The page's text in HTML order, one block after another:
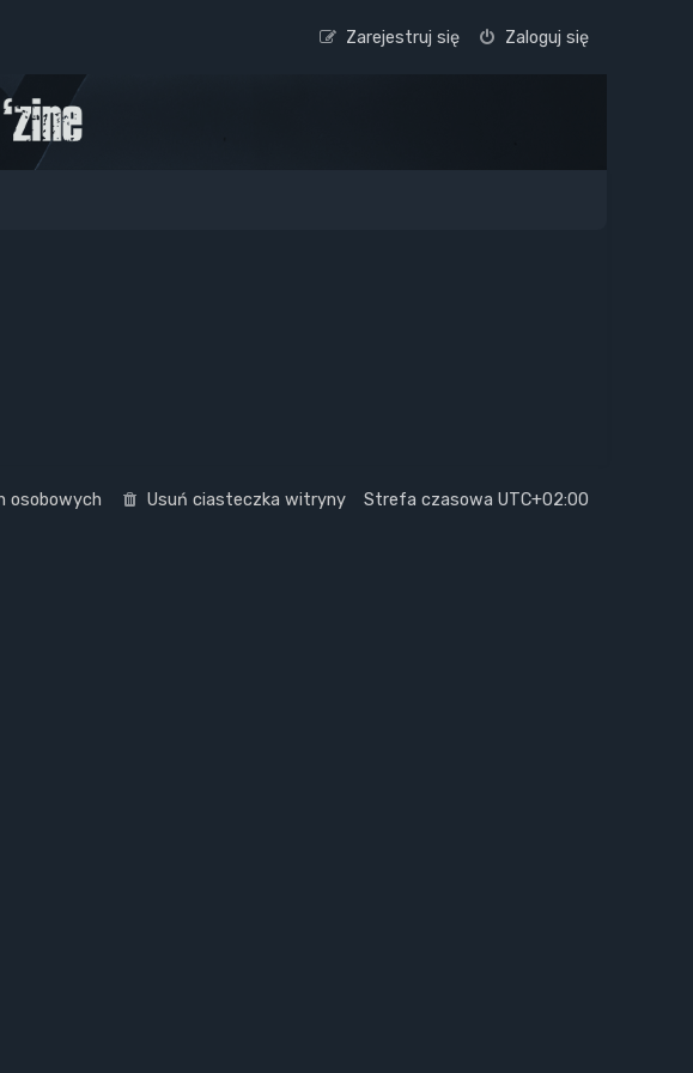
Zaloguj się
Zarejestruj się
Strefa czasowa UTC+02:00
Usuń ciasteczka witryny
osobowych